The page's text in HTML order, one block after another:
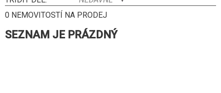
0 NEMOVITOSTÍ NA PRODEJ
SEZNAM JE PRÁZDNÝ